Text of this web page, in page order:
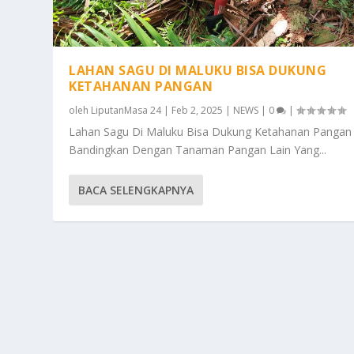
LAHAN SAGU DI MALUKU BISA DUKUNG
KETAHANAN PANGAN
oleh LiputanMasa 24| Feb 2, 2025 | NEWS | 0 |
Lahan Sagu Di Maluku Bisa Dukung Ketahanan
Bandingkan Dengan Tanaman Pangan Lain Yang...
BACA SELENGKAPNYA